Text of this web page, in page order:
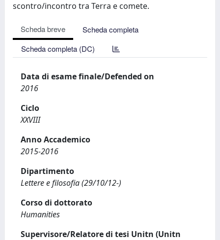
scontro/incontro tra Terra e comete.
Scheda breve
Scheda completa
Scheda completa (DC)
Data di esame finale/Defended on
2016
Ciclo
XXVIII
Anno Accademico
2015-2016
Dipartimento
Lettere e filosofia (29/10/12-)
Corso di dottorato
Humanities
Supervisore/Relatore di tesi Unitn (Unitn